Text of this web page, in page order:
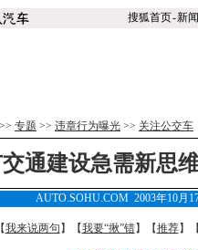
搜狐首页-新闻
>> 专题 >> 违章行为曝光 >> 关注公交车
通建设急需新思
AUTO.SOHU.COM 2003年10
我来说两句 】【我要“揪”错】【推荐】